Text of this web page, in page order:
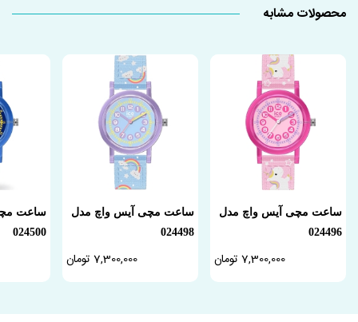
محصولات مشابه
ساعت مچی آیس واچ مدل
024496
7,300,000 تومان
ساعت مچی آیس واچ مدل
024498
7,300,000 تومان
ساعت
024500